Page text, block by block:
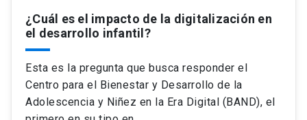
Académicos
Personal
Alumni launch
Admisión launch
Mi Cuenta UC launch
Correo UC
¿Cuál es el impacto de la digitalización en
el desarrollo infantil?
Esta es la pregunta que busca responder el
Centro para el Bienestar y Desarrollo de la
Adolescencia y Niñez en la Era Digital (BAND), el